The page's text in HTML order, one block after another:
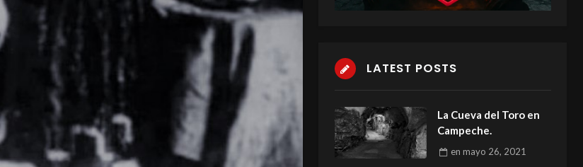
LATEST POSTS
La Cueva del Toro en
Campeche.
enmayo 26, 2021